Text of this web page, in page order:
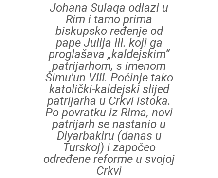
Johana Sulaqa odlazi u
Rim i tamo prima
biskupsko ređenje od
pape Julija III. koji ga
proglašava „kaldejskim“
patrijarhom, s imenom
Šimu'un VIII. Počinje tako
katolički-kaldejski slijed
patrijarha u Crkvi istoka.
Po povratku iz Rima, novi
patrijarh se nastanio u
Diyarbakiru (danas u
Turskoj) i započeo
određene reforme u svojoj
Crkvi